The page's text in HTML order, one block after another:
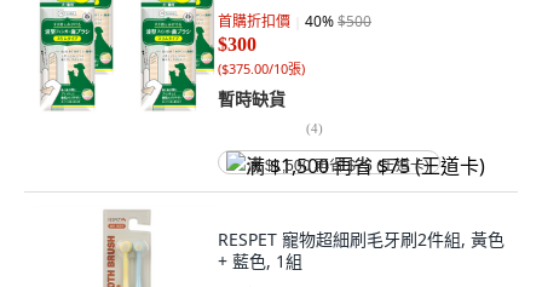
首購折扣價 40%$500
$300
($375.00/10張)
暫時缺貨
(4)
满 $1,500 再省 $75 (王道卡)
RESPET 寵物超細刷毛牙刷2件組, 黃色
+ 藍色, 1組